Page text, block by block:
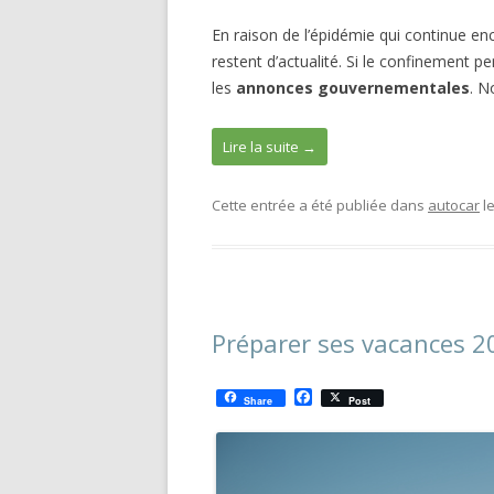
En raison de l’épidémie qui continue
restent d’actualité. Si le confinement
les annonces gouvernementales.
Lire la suite →
Cette entrée a été publiée dans autocar le
Préparer ses vacances
Share
a
c
Post